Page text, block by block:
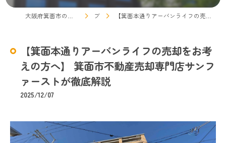
ブログ 【箕面本通りアーバンライフの売却をお考えの方へ】 箕面市不動産売却専門店サンファーストが徹底解説
【箕面本通りアーバンライフの売却をお考
えの方へ】 箕面市不動産売却専門店サンフ
ァーストが徹底解説
2025/12/07